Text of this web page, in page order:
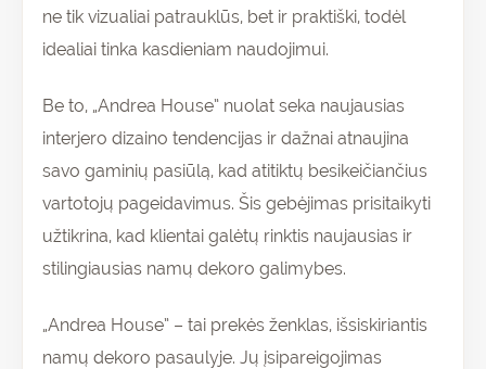
ne tik vizualiai patrauklūs, bet ir praktiški, todėl
idealiai tinka kasdieniam naudojimui.
Be to, „Andrea House” nuolat seka naujausias
interjero dizaino tendencijas ir dažnai atnaujina
savo gaminių pasiūlą, kad atitiktų besikeičiančius
vartotojų pageidavimus. Šis gebėjimas prisitaikyti
užtikrina, kad klientai galėtų rinktis naujausias ir
stilingiausias namų dekoro galimybes.
„Andrea House” – tai prekės ženklas, išsiskiriantis
namų dekoro pasaulyje. Jų įsipareigojimas